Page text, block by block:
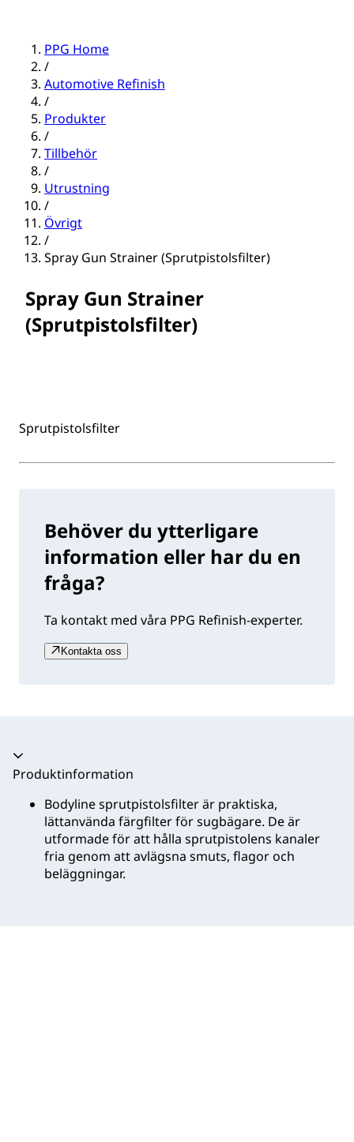
PPG Home
/
Automotive Refinish
/
Produkter
/
Tillbehör
/
Utrustning
/
Övrigt
/
Spray Gun Strainer (Sprutpistolsfilter)
Spray Gun Strainer
(Sprutpistolsfilter)
Sprutpistolsfilter
Behöver du ytterligare
information eller har du en
fråga?
Ta kontakt med våra PPG Refinish-experter.
Kontakta oss
Produktinformation
Bodyline sprutpistolsfilter är praktiska,
lättanvända färgfilter för sugbägare. De är
utformade för att hålla sprutpistolens kanaler
fria genom att avlägsna smuts, flagor och
beläggningar.